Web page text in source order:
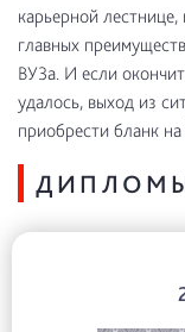
карьерной
главных
ВУЗа. И если
удалось, выход из
приобрести бланк на